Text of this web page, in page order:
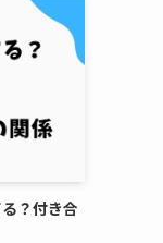
？付き合